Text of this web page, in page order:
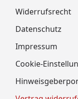
Widerrufsrecht
Datenschutz
Impressum
Cookie-